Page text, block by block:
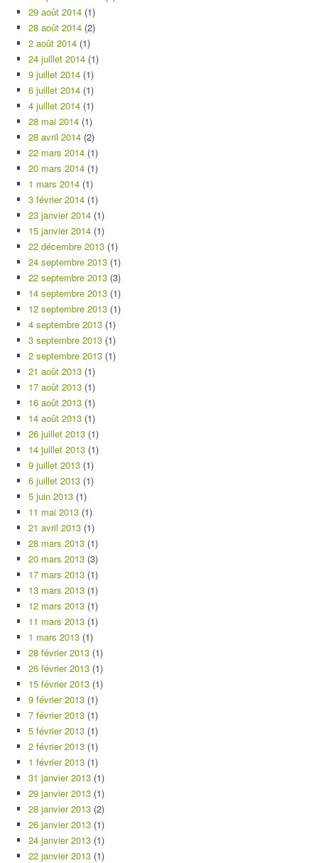
29 août 2014 (1)
28 août 2014 (2)
2 août 2014 (1)
24 juillet 2014 (1)
9 juillet 2014 (1)
6 juillet 2014 (1)
4 juillet 2014 (1)
28 mai 2014 (1)
28 avril 2014 (2)
22 mars 2014 (1)
20 mars 2014 (1)
1 mars 2014 (1)
3 février 2014 (1)
23 janvier 2014 (1)
15 janvier 2014 (1)
22 décembre 2013 (1)
24 septembre 2013 (1)
22 septembre 2013 (3)
14 septembre 2013 (1)
12 septembre 2013 (1)
4 septembre 2013 (1)
3 septembre 2013 (1)
2 septembre 2013 (1)
21 août 2013 (1)
17 août 2013 (1)
16 août 2013 (1)
14 août 2013 (1)
26 juillet 2013 (1)
14 juillet 2013 (1)
9 juillet 2013 (1)
6 juillet 2013 (1)
5 juin 2013 (1)
11 mai 2013 (1)
21 avril 2013 (1)
28 mars 2013 (1)
20 mars 2013 (3)
17 mars 2013 (1)
13 mars 2013 (1)
12 mars 2013 (1)
11 mars 2013 (1)
1 mars 2013 (1)
28 février 2013 (1)
26 février 2013 (1)
15 février 2013 (1)
9 février 2013 (1)
7 février 2013 (1)
5 février 2013 (1)
2 février 2013 (1)
1 février 2013 (1)
31 janvier 2013 (1)
29 janvier 2013 (1)
28 janvier 2013 (2)
26 janvier 2013 (1)
24 janvier 2013 (1)
22 janvier 2013 (1)